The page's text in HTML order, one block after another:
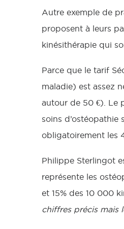
Autre exemple de
proposent à leurs
kinésithérapie qui
Parce que le tarif
maladie) est assez
autour de 50 €). Le
soins
obligatoirement les
Philippe Sterlingot
représente les
et 15% des 10 000
chiffres précis mais